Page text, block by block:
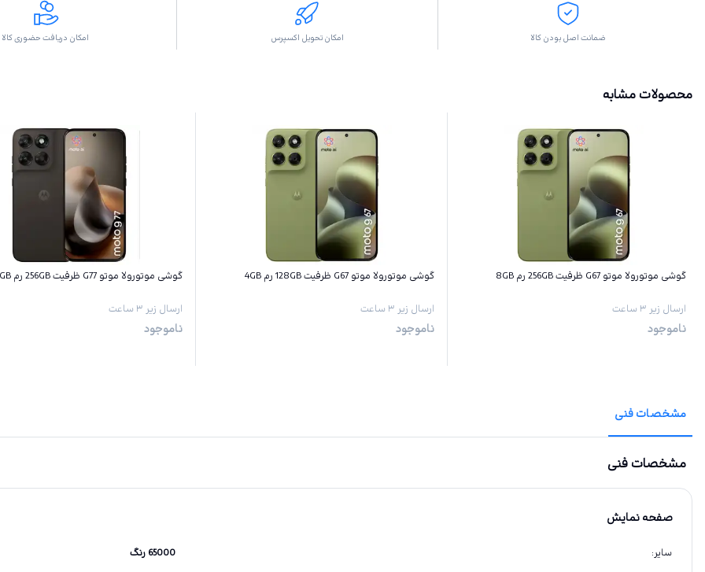
ضمانت اصل بودن کالا امکان تحویل اکسپرس امکان دریافت حضوری کالا
محصولات مشابه
گوشی موتورولا موتو G67 ظرفیت 256GB رم 8GB
ارسال زیر ۳ ساعت
ناموجود
گوشی موتورولا موتو G67 ظرفیت 128GB رم 4GB
ارسال زیر ۳ ساعت
ناموجود
گوشی موتورولا موتو G77 ظرفیت 256GB رم 8GB
ارسال زیر ۳ ساعت
ناموجود
مشخصات فنی
مشخصات فنی
صفحه نمایش
سایر: 65000 رنگ